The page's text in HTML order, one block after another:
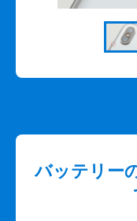
バッテリー